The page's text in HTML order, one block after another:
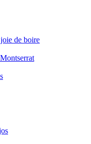
de boire